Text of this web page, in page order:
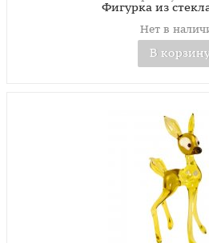
Фигурка из
Нет в
В